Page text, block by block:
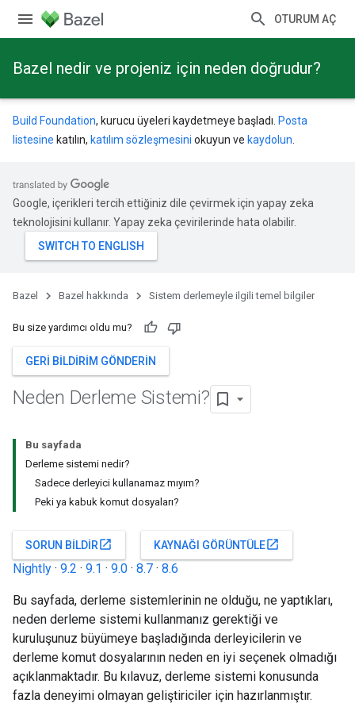
OTURUM AÇ
Bazel nedir ve projeniz için neden doğrudur?
Build Foundation, kurucu üyeleri kaydetmeye başladı. Posta
listesine katılın, katılım sözleşmesini okuyun ve kaydolun
Google, içerikleri tercih ettiğiniz dile çevirmek için yapay zeka
teknolojisini kullanır. Yapay zeka çevirilerinde hata olabilir.
Bazel Bazel hakkında Sistem derlemeyle ilgili temel bilgiler
Bu size yardımcı oldu mu?
GERI BILDIRIM GÖNDERIN
Neden Derleme Sistemi?
Bu sayfada
Derleme sistemi nedir?
Sadece derleyici kullanamaz mıyım?
Peki ya kabuk komut dosyaları?
SORUN BILDIRopen_in_new KAYNAĞI GÖRÜNTÜLEopen_in_new
Nightly · 9.2 · 9.1 · 9.0 · 8.7 · 8.6
Bu sayfada, derleme sistemlerinin ne olduğu, ne yaptıkları,
neden derleme sistemi kullanmanız gerektiği ve
kuruluşunuz büyümeye başladığında derleyicilerin ve
derleme komut dosyalarının neden en iyi seçenek olmadığı
açıklanmaktadır. Bu kılavuz, derleme sistemi konusunda
fazla deneyimi olmayan geliştiriciler için hazırlanmıştır.